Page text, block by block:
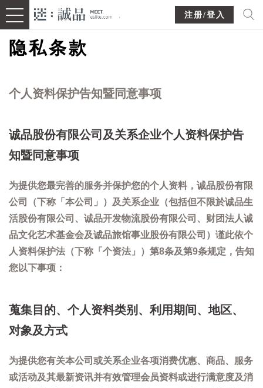
注册/登入
隐私条款
个人资料保护告知暨同意事项
诚品股份有限公司及关系企业个人资料保护告
知暨同意事项
为提供您最完善的服务并保护您的个人资料，诚品股份有限
公司（下称「本公司」）及关系企业（包括但不限於诚品生
活股份有限公司、诚品开发物流股份有限公司、财团法人诚
品文化艺术基金会及诚品旅馆事业股份有限公司）谨此依个
人资料保护法（下称「个资法」）第8条及第9条规定，告知
您以下事项：
蒐集目的、个人资料类别、利用期间、地区、
对象及方式
为提供您有关本公司或关系企业各项消费优惠、商品、服务
或活动及其最新资讯并有效管理会员资料或进行满意度及消